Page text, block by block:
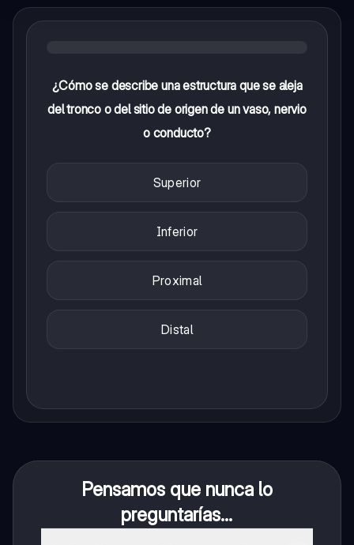
¿Cómo se describe una estructura que se aleja
del tronco o del sitio de origen de un vaso, nervio
o conducto?
Superior
Inferior
Proximal
Distal
Pensamos que nunca lo
preguntarías...